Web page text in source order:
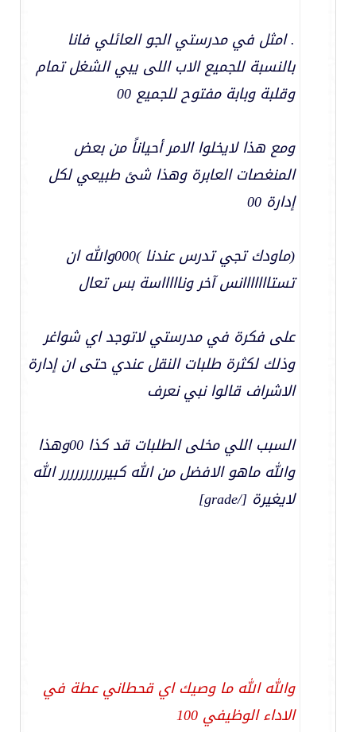
. امثل في مدرستي الجو العائلي فانا
بالنسبة للجميع الاب اللى يبي الشغل تمام
وقلبة وبابة مفتوح للجميع 00
ومع هذا لايخلوا الامر أحياناً من بعض
المنغصات العابرة وهذا شئ طبيعي لكل
إدارة 00
(ماودك تجي تدرس عندنا )000والله ان
تستااااااانس آخر وناااااسة بس تعال
على فكرة في مدرستي لاتوجد اي شواغر
وذلك لكثرة طلبات النقل عندي حتى ان إدارة
الاشراف قالوا نبي نعرف
السبب اللي مخلى الطلبات قد كذا 00وهذا
والله ماهو الافضل من الله كبيرررررررررر الله
لايغيرة [/grade]
والله الله ما وصيك اي قحطاني عطة في
الاداء الوظيفي 100